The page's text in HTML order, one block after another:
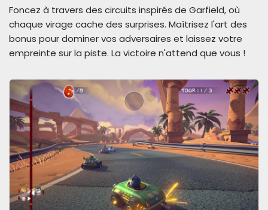
Foncez à travers des circuits inspirés de Garfield, où
chaque virage cache des surprises. Maîtrisez l'art des
bonus pour dominer vos adversaires et laissez votre
empreinte sur la piste. La victoire n'attend que vous !